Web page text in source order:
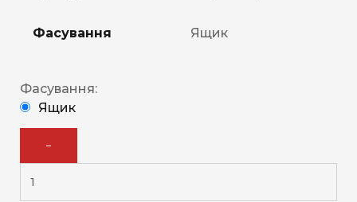
Фасування Ящик
Фасування:
Ящик
−